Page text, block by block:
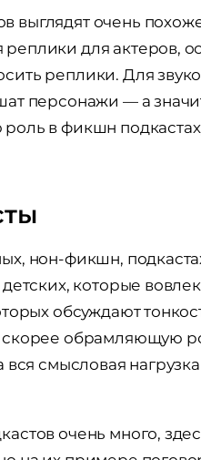
выглядят очень
для актеров,
реплики. Для
персонажи — а
в фикшн
нон-фикшн,
которые
обсуждают
скорее обрамляющую
вся смысловая
очень много,